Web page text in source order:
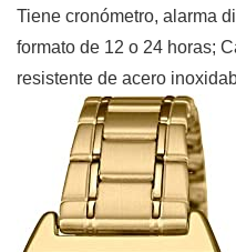
Tiene cronómetro, alarma
formato de 12 o 24 horas;
resistente de acero